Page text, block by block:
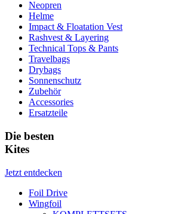
Neopren
Helme
Impact & Floatation Vest
Rashvest & Layering
Technical Tops & Pants
Travelbags
Drybags
Sonnenschutz
Zubehör
Accessories
Ersatzteile
Die besten
Kites
Jetzt entdecken
Foil Drive
Wingfoil